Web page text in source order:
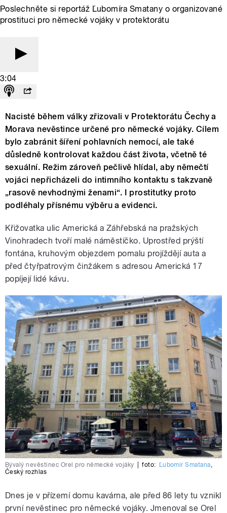
Poslechněte si reportáž Ľubomíra Smatany o organizované
prostituci pro německé vojáky v protektorátu
3:04
Nacisté během války zřizovali v Protektorátu Čechy a
Morava nevěstince určené pro německé vojáky. Cílem
bylo zabránit šíření pohlavních nemocí, ale také
důsledně kontrolovat každou část života, včetně té
sexuální. Režim zároveň pečlivě hlídal, aby němečtí
vojáci nepřicházeli do intimního kontaktu s takzvaně
„rasově nevhodnými ženami“. I prostitutky proto
podléhaly přísnému výběru a evidenci.
Křižovatka ulic Americká a Záhřebská na pražských
Vinohradech tvoří malé náměstíčko. Uprostřed prýští
fontána, kruhovým objezdem pomalu projíždějí auta a
před čtyřpatrovým činžákem s adresou Americká 17
popíjejí lidé kávu.
Bývalý nevěstinec Orel pro německé vojáky foto: Ľubomír Smatana
Český rozhlas
Dnes je v přízemí domu kavárna, ale před 86 lety tu vznikl
první nevěstinec pro německé vojáky. Jmenoval se Orel